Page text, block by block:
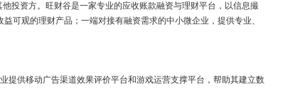
投资方。旺财谷是一家专业的应收账款融资与理财平台，以信息撮
可观的理财产品；一端对接有融资需求的中小微企业，提供专业、
提供移动广告渠道效果评价平台和游戏运营支撑平台，帮助其建立数